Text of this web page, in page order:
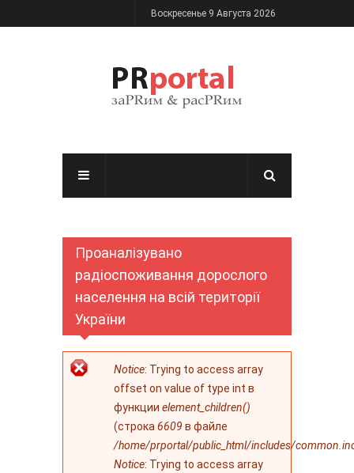
Перейти к основному содержаниюВоскресенье 9 Августа 2026
Проаналізувано
радіоспоживання дорослого
населення на всій території
України
Сообщение об
ошибке
Notice: Trying to access array
offset on value of type int в
функции element_children()
(строка 6609 в файле
/home/prportal/public_html/includes/
Notice: Trying to access array